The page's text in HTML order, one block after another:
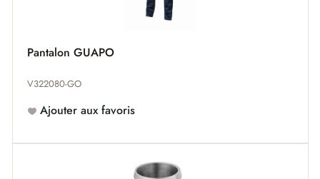
Pantalon GUAPO
V322080-GO
Ajouter aux favoris